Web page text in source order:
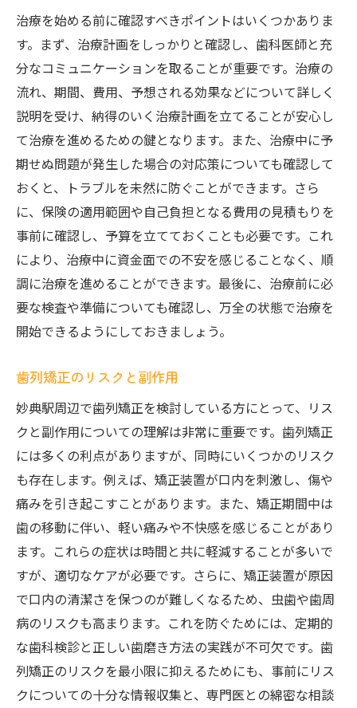
治療を始める前に確認すべきポイントはいくつかありま
す。まず、治療計画をしっかりと確認し、歯科医師と充
分なコミュニケーションを取ることが重要です。治療の
流れ、期間、費用、予想される効果などについて詳しく
説明を受け、納得のいく治療計画を立てることが安心し
て治療を進めるための鍵となります。また、治療中に予
期せぬ問題が発生した場合の対応策についても確認して
おくと、トラブルを未然に防ぐことができます。さら
に、保険の適用範囲や自己負担となる費用の見積もりを
事前に確認し、予算を立てておくことも必要です。これ
により、治療中に資金面での不安を感じることなく、順
調に治療を進めることができます。最後に、治療前に必
要な検査や準備についても確認し、万全の状態で治療を
開始できるようにしておきましょう。
歯列矯正のリスクと副作用
妙典駅周辺で歯列矯正を検討している方にとって、リス
クと副作用についての理解は非常に重要です。歯列矯正
には多くの利点がありますが、同時にいくつかのリスク
も存在します。例えば、矯正装置が口内を刺激し、傷や
痛みを引き起こすことがあります。また、矯正期間中は
歯の移動に伴い、軽い痛みや不快感を感じることがあり
ます。これらの症状は時間と共に軽減することが多いで
すが、適切なケアが必要です。さらに、矯正装置が原因
で口内の清潔さを保つのが難しくなるため、虫歯や歯周
病のリスクも高まります。これを防ぐためには、定期的
な歯科検診と正しい歯磨き方法の実践が不可欠です。歯
列矯正のリスクを最小限に抑えるためにも、事前にリス
クについての十分な情報収集と、専門医との綿密な相談